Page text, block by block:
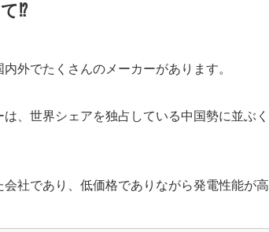
⁉
外でたくさんのメーカーがあります。
、世界シェアを独占している中国勢に並ぶ
社であり、低価格でありながら発電性能が高